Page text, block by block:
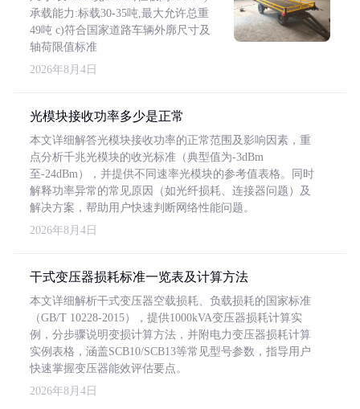
承载能力:标载30-35吨,最大允许总重
49吨 c)符合国家道路车辆外廓尺寸及
轴荷限值标准
2026年8月4日
光模块接收功率多少是正常
本文详细解答光模块接收功率的正常范围及影响因素，重
点分析千兆光模块的收光标准（典型值为-3dBm
至-24dBm），并提供不同速率光模块的参考值表格。同时
解释功率异常的常见原因（如光纤损耗、连接器问题）及
解决方案，帮助用户快速判断网络性能问题。
2026年8月4日
干式变压器损耗标准一览表及计算方法
本文详细解析干式变压器空载损耗、负载损耗的国家标准
（GB/T 10228-2015），提供1000kVA变压器损耗计算实
例，分步骤说明变损计算方法，并附电力变压器损耗计算
实例表格，涵盖SCB10/SCB13等常见型号参数，指导用户
快速掌握变压器能效评估要点。
2026年8月4日